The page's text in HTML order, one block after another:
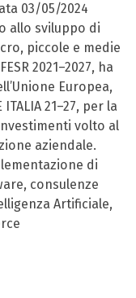
03/05/2024
allo sviluppo di
piccole e medie
2021–2027, ha
Europea,
21–27, per la
volto al
aziendale.
di
consulenze
Artificiale,